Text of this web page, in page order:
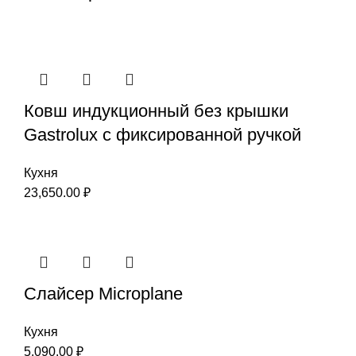
Ковш индукционный без крышки
Gastrolux с фиксированной ручкой
Кухня
23,650.00 ₽
Слайсер Microplane
Кухня
5,090.00 ₽